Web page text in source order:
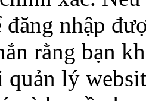
đăng nhập
rằng bạn
quản lý